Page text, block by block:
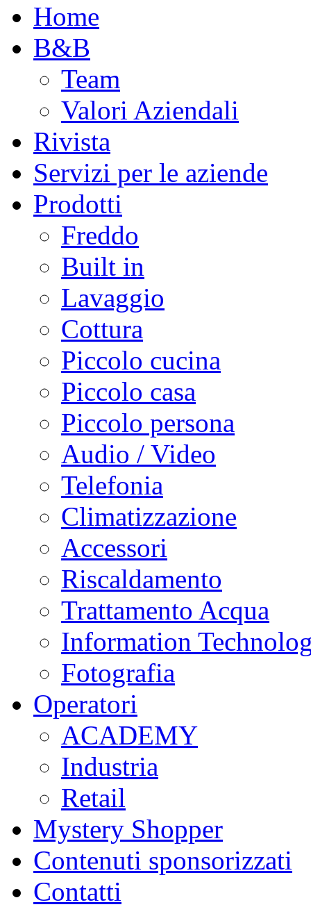
Home
B&B
Team
Valori Aziendali
Rivista
Servizi per le aziende
Prodotti
Freddo
Built in
Lavaggio
Cottura
Piccolo cucina
Piccolo casa
Piccolo persona
Audio / Video
Telefonia
Climatizzazione
Accessori
Riscaldamento
Trattamento Acqua
Information
Fotografia
Operatori
ACADEMY
Industria
Retail
Mystery Shopper
Contenuti sponsorizzati
Contatti